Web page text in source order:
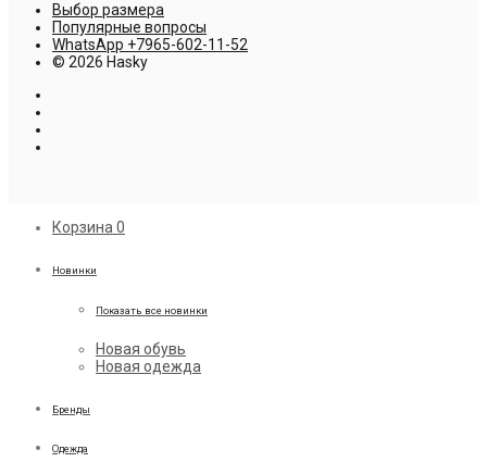
Выбор размера
Популярные вопросы
WhatsApp +7965-602-11-52
© 2026 Hasky
Корзина 0
Новинки
Показать все новинки
Новая обувь
Новая одежда
Бренды
Одежда